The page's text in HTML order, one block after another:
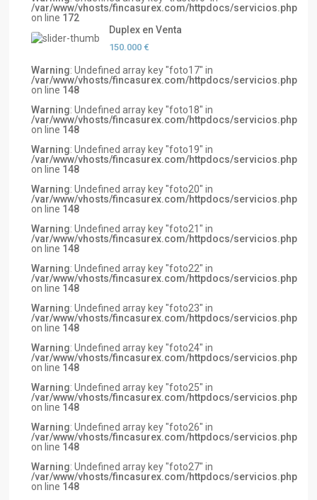
/var/www/vhosts/fincasurex.com/httpdocs/servicios.php
on line 172
Duplex en Venta
150.000 €
Warning: Undefined array key "foto17" in
/var/www/vhosts/fincasurex.com/httpdocs/servicios.php
on line 148
Warning: Undefined array key "foto18" in
/var/www/vhosts/fincasurex.com/httpdocs/servicios.php
on line 148
Warning: Undefined array key "foto19" in
/var/www/vhosts/fincasurex.com/httpdocs/servicios.php
on line 148
Warning: Undefined array key "foto20" in
/var/www/vhosts/fincasurex.com/httpdocs/servicios.php
on line 148
Warning: Undefined array key "foto21" in
/var/www/vhosts/fincasurex.com/httpdocs/servicios.php
on line 148
Warning: Undefined array key "foto22" in
/var/www/vhosts/fincasurex.com/httpdocs/servicios.php
on line 148
Warning: Undefined array key "foto23" in
/var/www/vhosts/fincasurex.com/httpdocs/servicios.php
on line 148
Warning: Undefined array key "foto24" in
/var/www/vhosts/fincasurex.com/httpdocs/servicios.php
on line 148
Warning: Undefined array key "foto25" in
/var/www/vhosts/fincasurex.com/httpdocs/servicios.php
on line 148
Warning: Undefined array key "foto26" in
/var/www/vhosts/fincasurex.com/httpdocs/servicios.php
on line 148
Warning: Undefined array key "foto27" in
/var/www/vhosts/fincasurex.com/httpdocs/servicios.php
on line 148